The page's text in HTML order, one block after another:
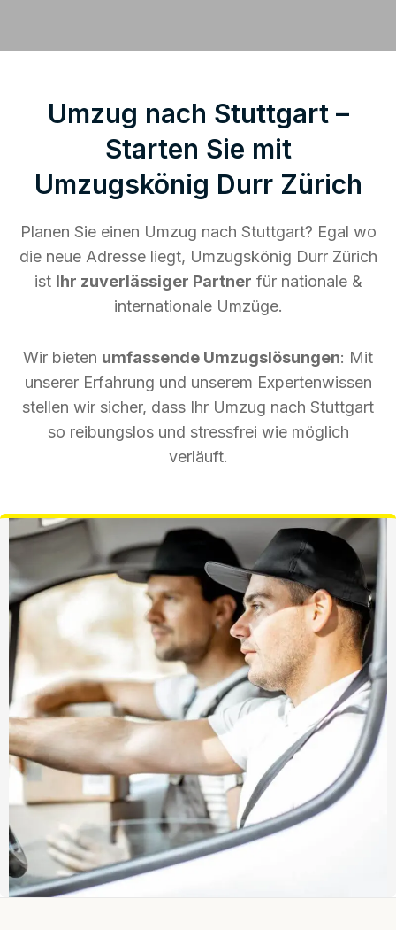
Umzug nach Stuttgart –
Starten Sie mit
Umzugskönig Durr Zürich
Planen Sie einen Umzug nach Stuttgart? Egal wo
die neue Adresse liegt, Umzugskönig Durr Zürich
ist Ihr zuverlässiger Partner für nationale &
internationale Umzüge.
Wir bieten umfassende Umzugslösungen: Mit
unserer Erfahrung und unserem Expertenwissen
stellen wir sicher, dass Ihr Umzug nach Stuttgart
so reibungslos und stressfrei wie möglich
verläuft.